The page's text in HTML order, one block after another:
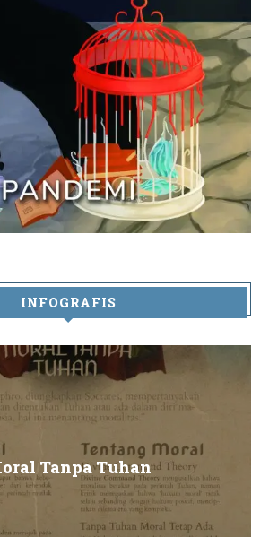
INFOGRAFIS
Tanpa Tuhan